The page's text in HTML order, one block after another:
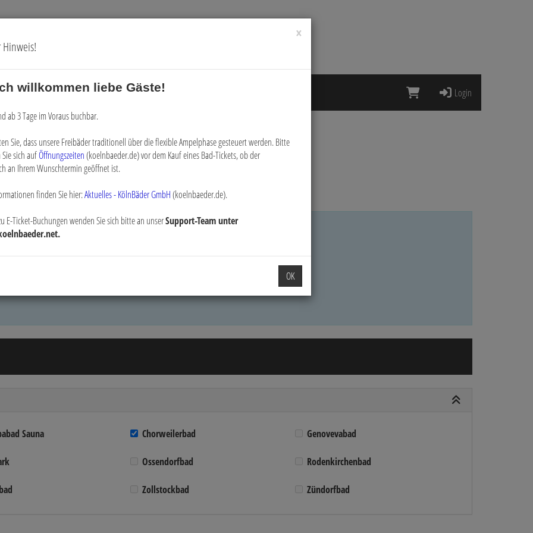
Gutscheine Digitale Vorteilskarte Login
Sauna Chorweilerbad Genovevabad
Ossendorfbad Rodenkirchenbad
Zollstockbad Zündorfbad
×
willkommen liebe Gäste!
ab 3 Tage im Voraus buchbar.
Sie, dass unsere Freibäder traditionell über die flexible Ampelphase gesteuert werden. Bitte
sich aufÖffnungszeiten(koelnbaeder.de) vor dem Kauf eines Bad-Tickets, ob der
an Ihrem Wunschtermin geöffnet ist.
finden Sie hier:Aktuelles - KölnBäder GmbH(koelnbaeder.de).
E-Ticket-Buchungen wenden Sie sich bitte an unserSupport-Team unter
OK